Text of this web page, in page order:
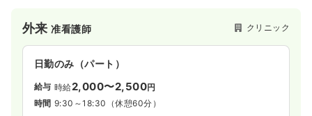
外来准看護師 クリニック
日勤のみ（パート）
給与 時給2,000〜2,500円
時間 9:30～18:30 （休憩60分）